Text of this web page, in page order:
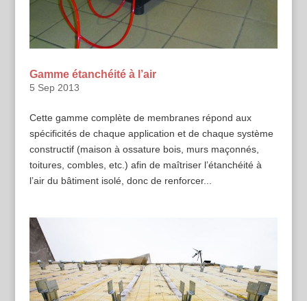
Gamme étanchéité à l’air
5 Sep 2013
Cette gamme complète de membranes répond aux
spécificités de chaque application et de chaque système
constructif (maison à ossature bois, murs maçonnés,
toitures, combles, etc.) afin de maîtriser l’étanchéité à
l’air du bâtiment isolé, donc de renforcer...